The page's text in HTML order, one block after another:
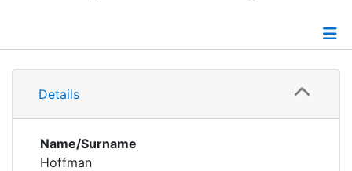
Details
Details
Name/Surname
Hoffman